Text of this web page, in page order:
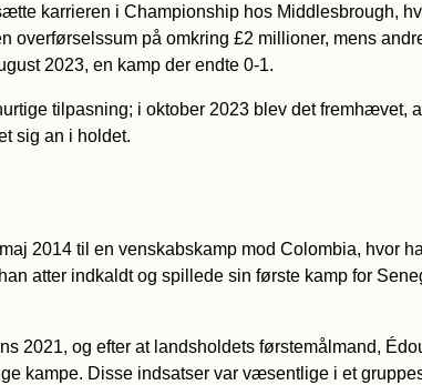
karrieren i Championship hos Middlesbrough,
overførselssum på omkring £2 millioner, mens
2023, en kamp der endte 0-1.
tilpasning; i oktober 2023 blev det fremhævet,
sig an i holdet.
2014 til en venskabskamp mod Colombia, hvor
atter indkaldt og spillede sin første kamp for
2021, og efter at landsholdets førstemålmand,
kampe. Disse indsatser var væsentlige i et